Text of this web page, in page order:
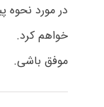
در مورد نحوه
خواهم کرد.
موفق باشی.